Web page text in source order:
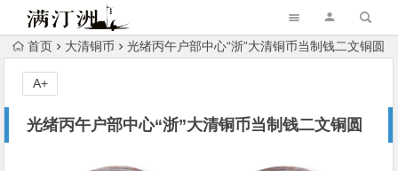
首页 大清铜币 光绪丙午户部中心“浙”大清铜币当制钱二文铜圆
光绪丙午户部中心“浙”大清铜币当制钱二文铜圆
A+